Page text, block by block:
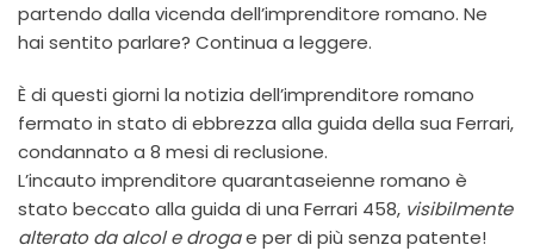
partendo dalla vicenda dell’imprenditore romano. Ne
hai sentito parlare? Continua a leggere.
È di questi giorni la notizia dell’imprenditore romano
fermato in stato di ebbrezza alla guida della sua Ferrari,
condannato a 8 mesi di reclusione.
L’incauto imprenditore quarantaseienne romano è
stato beccato alla guida di una Ferrari 458, visibilmente
alterato da alcol e drogae per di più senza patente!